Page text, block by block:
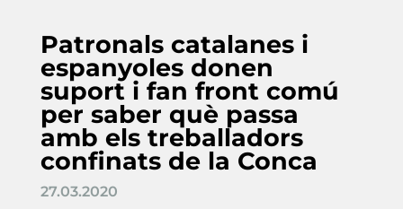
Patronals catalanes i
espanyoles donen
suport i fan front comú
per saber què passa
amb els treballadors
confinats de la Conca
27.03.2020